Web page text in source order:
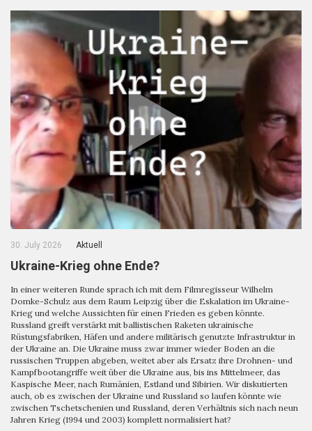
30. July 2026 Aktuell
Ukraine-Krieg ohne Ende?
In einer weiteren Runde sprach ich mit dem Filmregisseur Wilhelm
Domke-Schulz aus dem Raum Leipzig über die Eskalation im Ukraine-
Krieg und welche Aussichten für einen Frieden es geben könnte.
Russland greift verstärkt mit ballistischen Raketen ukrainische
Rüstungsfabriken, Häfen und andere militärisch genutzte Infrastruktur in
der Ukraine an. Die Ukraine muss zwar immer wieder Boden an die
russischen Truppen abgeben, weitet aber als Ersatz ihre Drohnen- und
Kampfbootangriffe weit über die Ukraine aus, bis ins Mittelmeer, das
Kaspische Meer, nach Rumänien, Estland und Sibirien. Wir diskutierten
auch, ob es zwischen der Ukraine und Russland so laufen könnte wie
zwischen Tschetschenien und Russland, deren Verhältnis sich nach neun
Jahren Krieg (1994 und 2003) komplett normalisiert hat?